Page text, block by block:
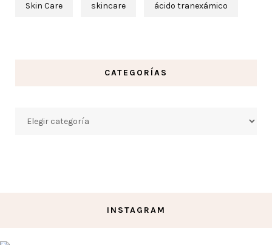
Skin Care skincare ácido tranexámico
CATEGORÍAS
INSTAGRAM